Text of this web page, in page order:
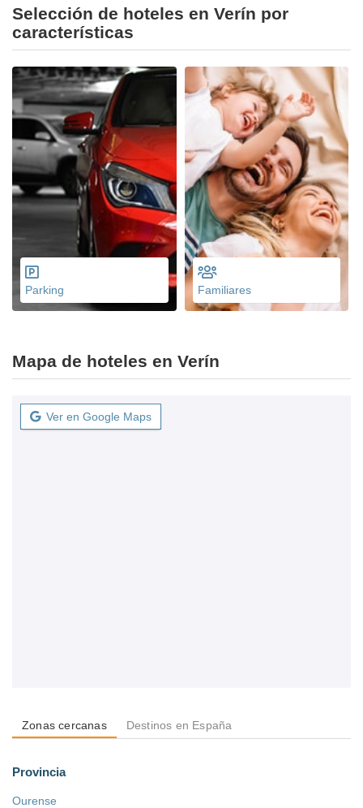
Selección de hoteles en Verín por
características
Parking Familiares
Mapa de hoteles en Verín
Ver en Google Maps
Zonas cercanas Destinos en España
Provincia
Ourense